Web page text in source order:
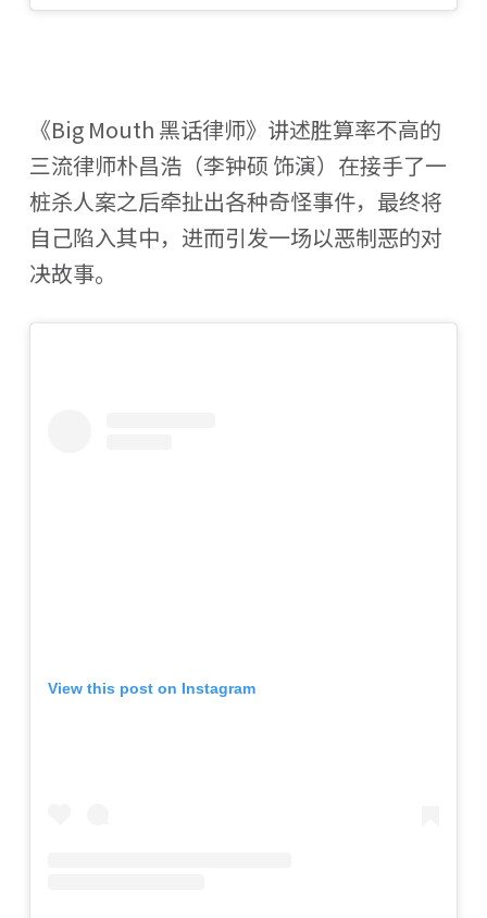
《Big Mouth 黑话律师》讲述胜算率不高的
三流律师朴昌浩（李钟硕 饰演）在接手了一
桩杀人案之后牵扯出各种奇怪事件，最终将
自己陷入其中，进而引发一场以恶制恶的对
决故事。
View this post on Instagram